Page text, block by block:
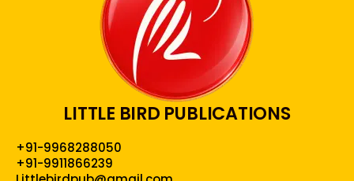
LITTLE BIRD PUBLICATIONS
+91-9968288050
+91-9911866239